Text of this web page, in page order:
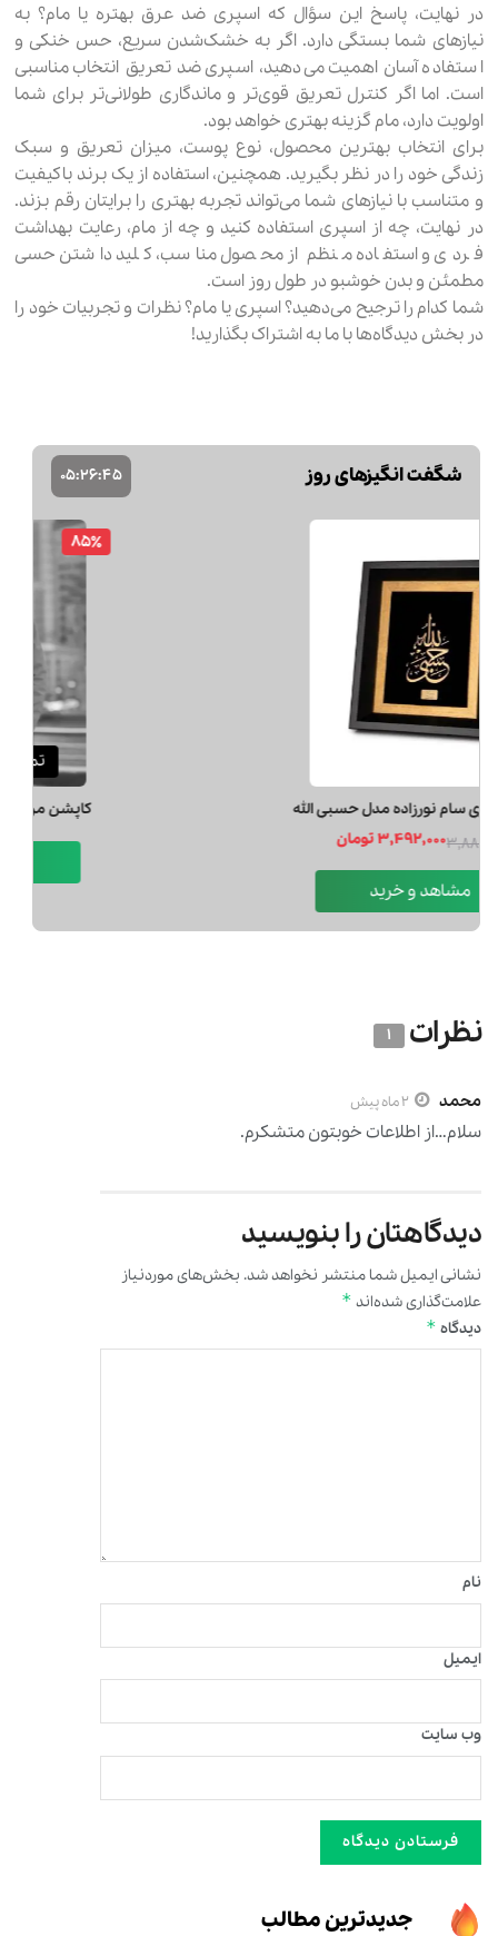
در نهایت، پاسخ این سؤال که اسپری ضد عرق بهتره یا مام؟ به
نیازهای شما بستگی دارد. اگر به خشک‌شدن سریع، حس خنکی و
استفاده آسان اهمیت می‌دهید، اسپری ضد تعریق انتخاب مناسبی
است. اما اگر کنترل تعریق قوی‌تر و ماندگاری طولانی‌تر برای شما
اولویت دارد، مام گزینه بهتری خواهد بود.
برای انتخاب بهترین محصول، نوع پوست، میزان تعریق و سبک
زندگی خود را در نظر بگیرید. همچنین، استفاده از یک برند باکیفیت
و متناسب با نیازهای شما می‌تواند تجربه بهتری را برایتان رقم بزند.
در نهایت، چه از اسپری استفاده کنید و چه از مام، رعایت بهداشت
فردی و استفاده منظم از محصول مناسب، کلید داشتن حسی
مطمئن و بدن خوشبو در طول روز است.
شما کدام را ترجیح می‌دهید؟ اسپری یا مام؟ نظرات و تجربیات خود را
در بخش دیدگاه‌ها با ما به اشتراک بگذارید!
شگفت انگیزهای روز 05:26:44
تابلو روميزي سام نورزاده مدل حسبي الله
3,880,000
نظرات
محمد 2 ماه پیش
سلام…از اطلاعات خوبتون متشکرم.
دیدگاهتان را بنویسید
نشانی ایمیل شما منتشر نخواهد شد.بخش‌های موردنیاز
علامت‌گذاری شده‌اند*
دیدگاه*
نام
ایمیل
وب‌ سایت
جدیدترین مطالب